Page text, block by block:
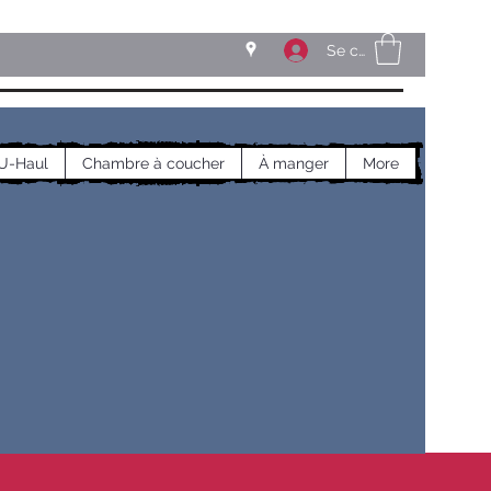
Se connecter
Haul Chambre à coucher À manger More